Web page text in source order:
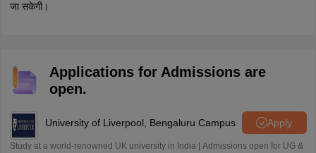
जा सकेगी।
Applications for Admissions are
open.
University of Liverpool, Bengaluru Campus Apply
Study at a world-renowned UK university in India | Admissions open for UG &